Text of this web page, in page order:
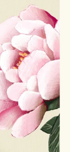
ブラックベリ
Blackberry &
税込
¥12,100
30mL
ポピー ＆ バー
Poppy &
税込
¥12,100
30mL
オレンジ ブロ
Orange
税込
¥12,100
30mL